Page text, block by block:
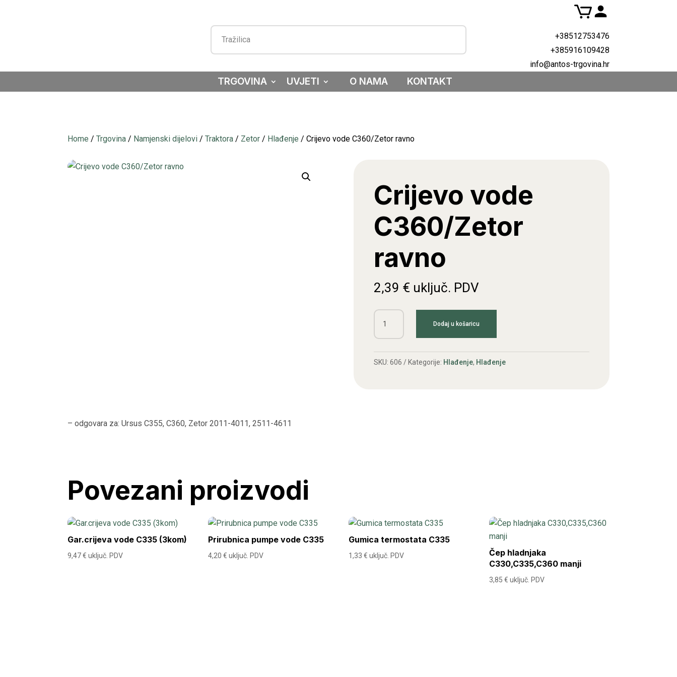
+38512753476
+385916109428
info@antos-trgovina.hr
TRGOVINA UVJETI O NAMA KONTAKT
Home /Trgovina / Namjenski dijelovi /Traktora / Zetor / Hlađenje / Crijevo vode C360/Zetor ravno
Crijevo vode
C360/Zetor
ravno
2,39 € uključ. PDV
Crijevo
vode
ravno
Dodaj u košaricu
SKU: 606 Kategorije: Hlađenje, Hlađenje
– odgovara za: Ursus C355, C360, Zetor 2011-4011, 2511-4611
Povezani proizvodi
Gar.crijeva vode C335 (3kom)
9,47€ uključ. PDV
Prirubnica pumpe vode C335
4,20€ uključ. PDV
Gumica termostata C335
1,33€ uključ. PDV
Čep hladnjaka
C330,C335,C360 manji
3,85€ uključ. PDV